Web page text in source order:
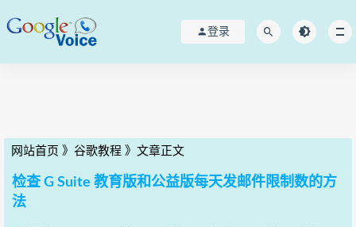
登录
网站首页 》 谷歌教程 》 文章正文
检查 G Suite 教育版和公益版每天发邮件限制数的方
法